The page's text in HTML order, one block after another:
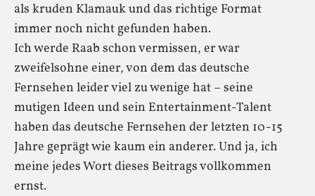
als kruden Klamauk und das richtige Format
immer noch nicht gefunden haben.
Ich werde Raab schon vermissen, er war
zweifelsohne einer, von dem das deutsche
Fernsehen leider viel zu wenige hat – seine
mutigen Ideen und sein Entertainment-Talent
haben das deutsche Fernsehen der letzten 10-15
Jahre geprägt wie kaum ein anderer. Und ja, ich
meine jedes Wort dieses Beitrags vollkommen
ernst.